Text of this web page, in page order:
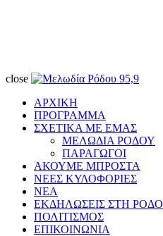
close
ΑΡΧΙΚΗ
ΠΡΟΓΡΑΜΜΑ
ΣΧΕΤΙΚΑ ΜΕ ΕΜΑΣ
ΜΕΛΩΔΙΑ ΡΟΔΟΥ
ΠΑΡΑΓΩΓΟΙ
ΑΚΟΥΜΕ ΜΠΡΟΣΤΑ
ΝΕΕΣ ΚΥΛΟΦΟΡΙΕΣ
ΝΕΑ
ΕΚΔΗΛΩΣΕΙΣ ΣΤΗ ΡΟΔΟ
ΠΟΛΙΤΙΣΜΟΣ
ΕΠΙΚΟΙΝΩΝΙΑ